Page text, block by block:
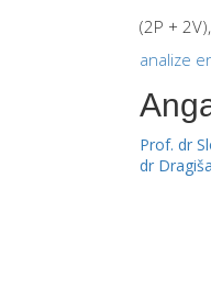
(2P +
analize
Prof. dr
dr